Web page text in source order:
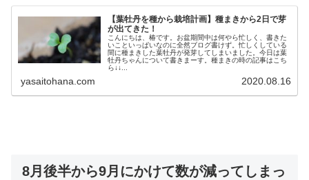
【葉牡丹を種から栽培計画】種まきから2日で芽
が出てきた！
こんにちは、椿です。お盆期間中は何やら忙しく、書きた
いこといっぱいなのに全然ブログ書けず。忙しくしている
間に種まきした葉牡丹が発芽してしまいました。今日は葉
牡丹ちゃんについて書きまーす。種まきの時の記事はこち
ら↓↓...
yasaitohana.com 2020.08.16
8月後半から9月にかけて数が減ってしまっ